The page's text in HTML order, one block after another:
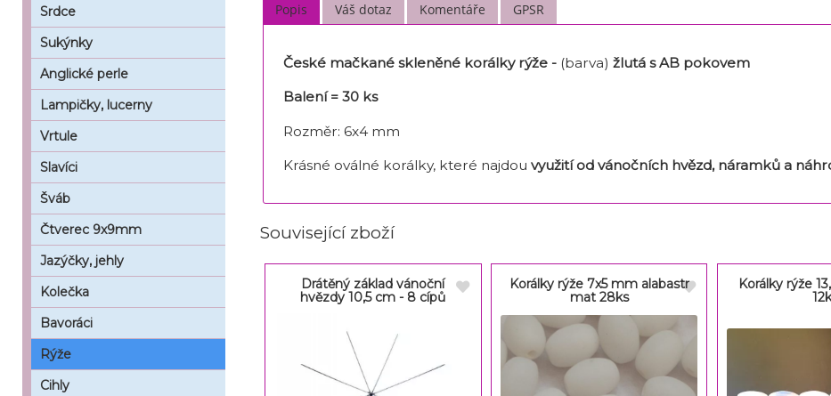
Popis Váš dotaz Komentáře GPSR
České mačkané skleněné korálky rýže - (barva) žlutá s AB pokovem
Balení = 30 ks
Rozměr: 6x4 mm
Krásné oválné korálky, které najdou využití od vánočních hvězd, náramků a
Související zboží
Drátěný základ vánoční
hvězdy 10,5 cm - 8 cípů
Korálky rýže 7x5 mm alabastr
mat 28ks
Korálky rýže
Srdce
Sukýnky
Anglické perle
Lampičky, lucerny
Vrtule
Slavíci
Šváb
Čtverec 9x9mm
Jazýčky, jehly
Kolečka
Bavoráci
Rýže
Cihly